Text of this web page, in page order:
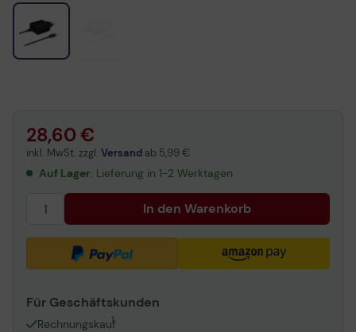
28,60 €
inkl. MwSt. zzgl. Versand ab 5,99 €
Auf Lager: Lieferung in 1-2 Werktagen
In den Warenkorb
Für Geschäftskunden
Rechnungskauf
1